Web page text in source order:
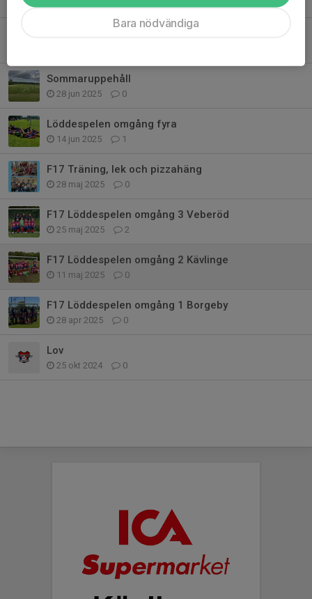
Löddespelen omgång 6 i Staffanstorp
Sommaruppehåll
28 jun 2025 0
Löddespelen omgång fyra
14 jun 2025 1
F17 Träning, lek och pizzahäng
28 maj 2025 0
F17 Löddespelen omgång 3 Veberöd
25 maj 2025 2
F17 Löddespelen omgång 2 Kävlinge
11 maj 2025 0
F17 Löddespelen omgång 1 Borgeby
28 apr 2025 0
Lov
25 okt 2024 0
Bara nödvändiga